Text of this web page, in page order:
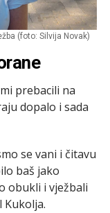
(foto: Silvija Novak)
prebacili na
dopalo i sada
se vani i čitavu
baš jako
obukli i vježbali
Kukolja.